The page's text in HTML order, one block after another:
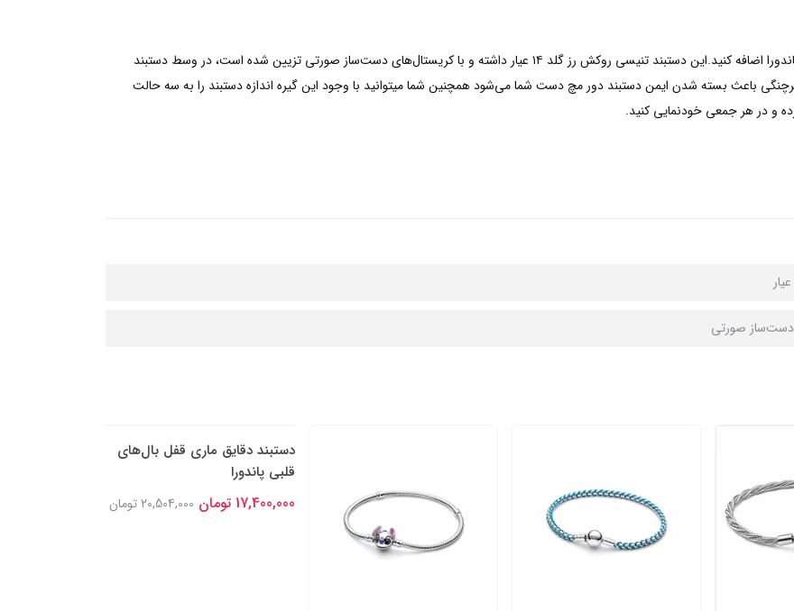
به ظاهر خود ظرافت بیشتری با دستبند تنیسی قلب‌ درخشنده پاندورا اضافه کنید.این دستبند تنیسی روکش رز گلد ۱۴ عیار داشته و با کریستال‌های دست‌ساز صورتی تزیین شده است، در وسط دستبند
باعث بسته شدن ایمن دستبند دور مچ دست شما می‌شود همچنین شما میتوانید با وجود این گیره اندازه دستبند را به سه حالت
و در هر جمعی خودنمایی کنید.
دست‌ساز صورتی